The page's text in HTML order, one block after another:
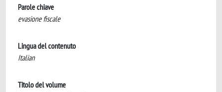
Parole chiave
evasione fiscale
Lingua del contenuto
Italian
Titolo del volume